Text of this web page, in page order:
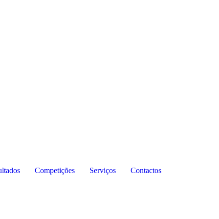
Competições Serviços Contactos